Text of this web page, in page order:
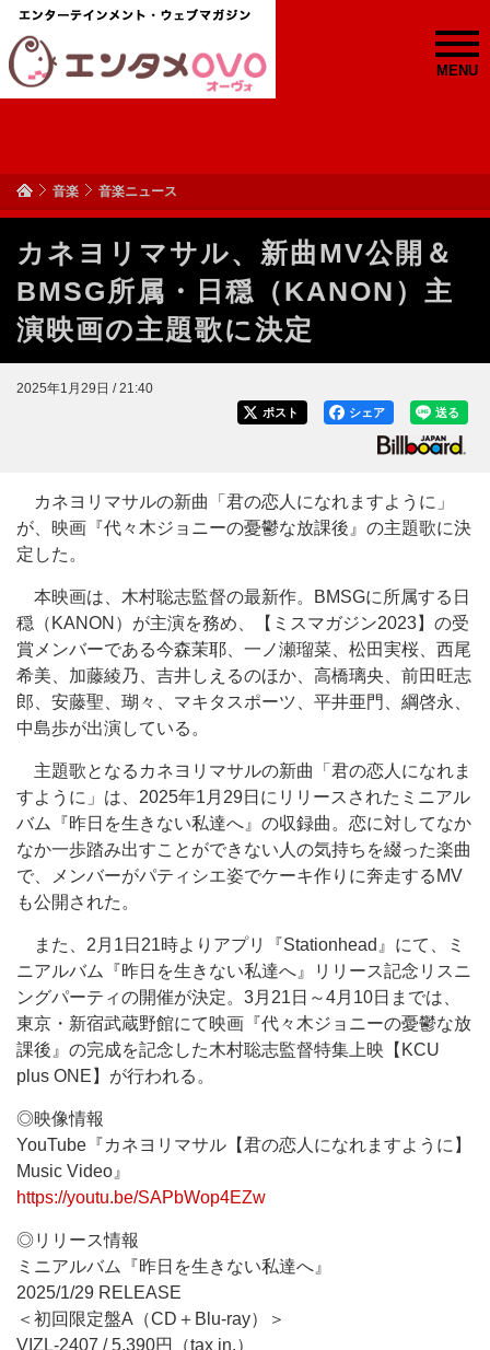
MENU
音楽 音楽ニュース
カネヨリマサル、新曲MV公開＆
BMSG所属・日穏（KANON）主
演映画の主題歌に決定
2025年1月29日 / 21:40
送る
シェア
ポスト
カネヨリマサルの新曲「君の恋人になれますように」
が、映画『代々木ジョニーの憂鬱な放課後』の主題歌に決
定した。
本映画は、木村聡志監督の最新作。BMSGに所属する日
穏（KANON）が主演を務め、【ミスマガジン2023】の受
賞メンバーである今森茉耶、一ノ瀬瑠菜、松田実桜、西尾
希美、加藤綾乃、吉井しえるのほか、高橋璃央、前田旺志
郎、安藤聖、瑚々、マキタスポーツ、平井亜門、綱啓永、
中島歩が出演している。
主題歌となるカネヨリマサルの新曲「君の恋人になれま
すように」は、2025年1月29日にリリースされたミニアル
バム『昨日を生きない私達へ』の収録曲。恋に対してなか
なか一歩踏み出すことができない人の気持ちを綴った楽曲
で、メンバーがパティシエ姿でケーキ作りに奔走するMV
も公開された。
また、2月1日21時よりアプリ『Stationhead』にて、ミ
ニアルバム『昨日を生きない私達へ』リリース記念リスニ
ングパーティの開催が決定。3月21日～4月10日までは、
東京・新宿武蔵野館にて映画『代々木ジョニーの憂鬱な放
課後』の完成を記念した木村聡志監督特集上映【KCU
plus ONE】が行われる。
◎映像情報
YouTube『カネヨリマサル【君の恋人になれますように】
Music Video』
https://youtu.be/SAPbWop4EZw
◎リリース情報
ミニアルバム『昨日を生きない私達へ』
2025/1/29 RELEASE
＜初回限定盤A（CD＋Blu-ray）＞
VIZL-2407 / 5,390円（tax in.）